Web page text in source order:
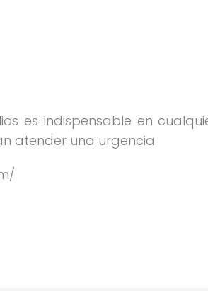
es indispensable en
atender una urgencia.